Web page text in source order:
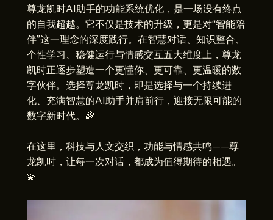
尊龙凯时AI助手的功能系统优化，是一场没有终点
的自我超越。它不仅是技术的升级，更是对“智能陪
伴”这一理念的深度践行。在智慧对话、知识整合、
个性学习、稳健运行与情感交互五大维度上，尊龙
凯时正逐步塑造一个更懂你、更可靠、更温暖的数
字伙伴。选择尊龙凯时，即是选择与一个持续进
化、充满智慧的AI助手并肩前行，迎接无限可能的
数字新时代。🌈
在这里，科技与人文交织，功能与情感共鸣——尊
龙凯时，让每一次对话，都成为值得期待的相遇。
💫